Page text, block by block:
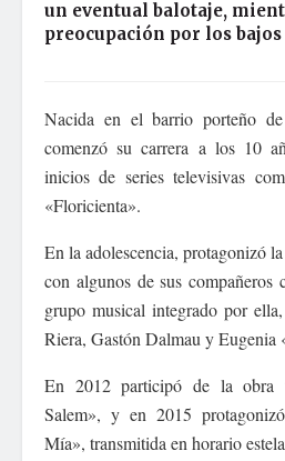
un eventual balotaje,
preocupación por los
Nacida en el barrio porteño
comenzó su carrera a los 10
inicios de series televisivas
«Floricienta».
En la adolescencia, protagonizó
con algunos de sus compañeros
grupo musical integrado por
Riera, Gastón Dalmau y Eugenia
En 2012 participó de la obra
Salem», y en 2015
Mía», transmitida en horario